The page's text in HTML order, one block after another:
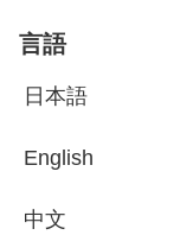
言語
日本語
English
中文